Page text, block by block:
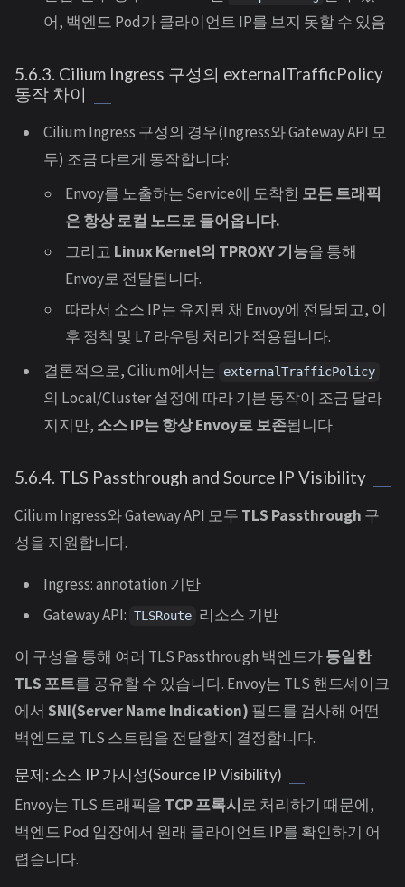
어, 백엔드 Pod가 클라이언트 IP를 보지 못할 수 있음
5.6.3. Cilium Ingress 구성의 externalTrafficPolicy
동작 차이
Cilium Ingress 구성의 경우(Ingress와 Gateway API 모
두) 조금 다르게 동작합니다:
Envoy를 노출하는 Service에 도착한모든 트래픽
은 항상 로컬 노드로 들어옵니다.
그리고 Linux Kernel의 TPROXY 기능을 통해
Envoy로 전달됩니다.
따라서 소스 IP는 유지된 채 Envoy에 전달되고, 이
후 정책 및 L7 라우팅 처리가 적용됩니다.
결론적으로, Cilium에서는
externalTrafficPolicy
의 Local/Cluster 설정에 따라 기본 동작이 조금 달라
지지만, 소스 IP는 항상 Envoy로 보존됩니다.
5.6.4. TLS Passthrough and Source IP Visibility
Cilium Ingress와 Gateway API 모두 TLS Passthrough 구
성을 지원합니다.
Ingress: annotation 기반
Gateway API: TLSRoute 리소스 기반
이 구성을 통해 여러 TLS Passthrough 백엔드가동일한
TLS 포트를 공유할 수 있습니다. Envoy는 TLS 핸드셰이크
에서 SNI(Server Name Indication) 필드를 검사해 어떤
백엔드로 TLS 스트림을 전달할지 결정합니다.
문제: 소스 IP 가시성(Source IP Visibility)
Envoy는 TLS 트래픽을 TCP 프록시로 처리하기 때문에,
백엔드 Pod 입장에서 원래 클라이언트 IP를 확인하기 어
렵습니다.